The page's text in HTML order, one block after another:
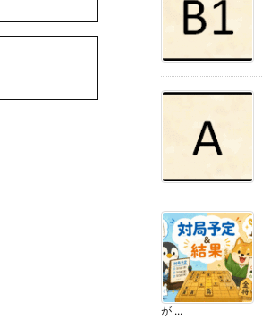
が ...